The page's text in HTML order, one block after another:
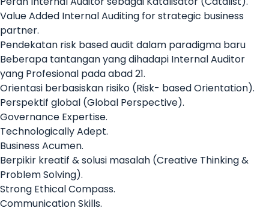
Value Added Internal Auditing for strategic business
partner.
Pendekatan risk based audit dalam paradigma baru
Beberapa tantangan yang dihadapi Internal Auditor
yang Profesional pada abad 21.
Orientasi berbasiskan risiko (Risk- based Orientation).
Perspektif global (Global Perspective).
Governance Expertise.
Technologically Adept.
Business Acumen.
Berpikir kreatif & solusi masalah (Creative Thinking &
Problem Solving).
Strong Ethical Compass.
Communication Skills.